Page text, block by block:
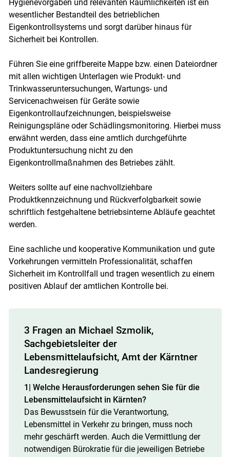
Hygienevorgaben und relevanten Räumlichkeiten ist ein
wesentlicher Bestandteil des betrieblichen
Eigenkontrollsystems und sorgt darüber hinaus für
Sicherheit bei Kontrollen.
Führen Sie eine griffbereite Mappe bzw. einen Dateiordner
mit allen wichtigen Unterlagen wie Produkt- und
Trinkwasseruntersuchungen, Wartungs- und
Servicenachweisen für Geräte sowie
Eigenkontrollaufzeichnungen, beispielsweise
Reinigungspläne oder Schädlingsmonitoring. Hierbei muss
erwähnt werden, dass eine amtlich durchgeführte
Produktuntersuchung nicht zu den
Eigenkontrollmaßnahmen des Betriebes zählt.
Weiters sollte auf eine nachvollziehbare
Produktkennzeichnung und Rückverfolgbarkeit sowie
schriftlich festgehaltene betriebsinterne Abläufe geachtet
werden.
Eine sachliche und kooperative Kommunikation und gute
Vorkehrungen vermitteln Professionalität, schaffen
Sicherheit im Kontrollfall und tragen wesentlich zu einem
positiven Ablauf der amtlichen Kontrolle bei.
3 Fragen an Michael Szmolik,
Sachgebietsleiter der
Lebensmittelaufsicht, Amt der Kärntner
Landesregierung
1| Welche Herausforderungen sehen Sie für die
Lebensmittelaufsicht in Kärnten?
Das Bewusstsein für die Verantwortung,
Lebensmittel in Verkehr zu bringen, muss noch
mehr geschärft werden. Auch die Vermittlung der
notwendigen Bürokratie für die jeweiligen Betriebe